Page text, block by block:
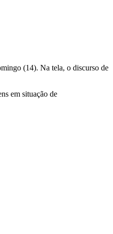
(14). Na tela, o discurso de
em situação de